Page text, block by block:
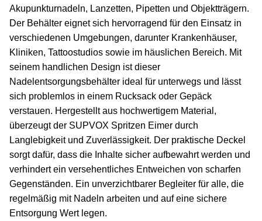
Akupunkturnadeln, Lanzetten, Pipetten und Objektträgern.
Der Behälter eignet sich hervorragend für den Einsatz in
verschiedenen Umgebungen, darunter Krankenhäuser,
Kliniken, Tattoostudios sowie im häuslichen Bereich. Mit
seinem handlichen Design ist dieser
Nadelentsorgungsbehälter ideal für unterwegs und lässt
sich problemlos in einem Rucksack oder Gepäck
verstauen. Hergestellt aus hochwertigem Material,
überzeugt der SUPVOX Spritzen Eimer durch
Langlebigkeit und Zuverlässigkeit. Der praktische Deckel
sorgt dafür, dass die Inhalte sicher aufbewahrt werden und
verhindert ein versehentliches Entweichen von scharfen
Gegenständen. Ein unverzichtbarer Begleiter für alle, die
regelmäßig mit Nadeln arbeiten und auf eine sichere
Entsorgung Wert legen.